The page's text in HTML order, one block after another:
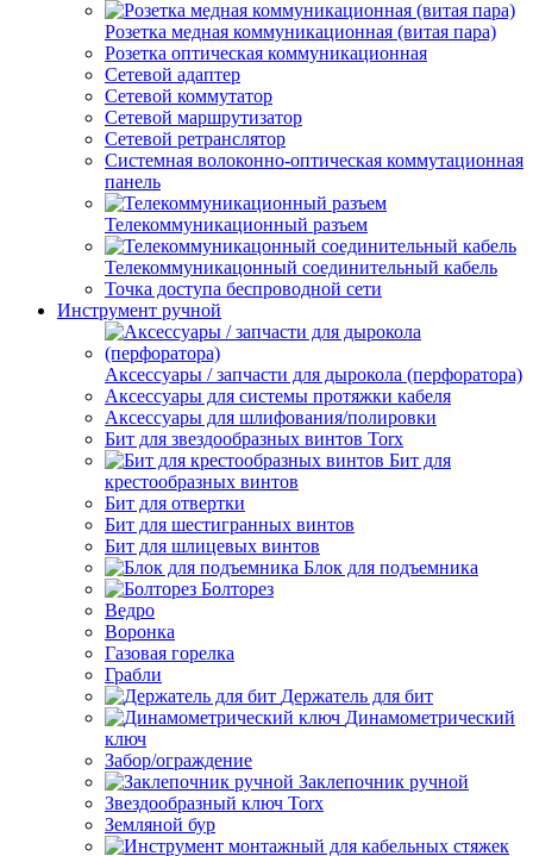
Розетка медная коммуникационная (витая пара)
Розетка оптическая коммуникационная
Сетевой адаптер
Сетевой коммутатор
Сетевой маршрутизатор
Сетевой ретранслятор
Системная волоконно-оптическая коммутационная
панель
Телекоммуникационный разъем
Телекоммуникацонный соединительный кабель
Точка доступа беспроводной сети
Инструмент ручной
Аксессуары / запчасти для дырокола (перфоратора)
Аксессуары для системы протяжки кабеля
Аксессуары для шлифования/полировки
Бит для звездообразных винтов Torx
Бит для
крестообразных винтов
Бит для отвертки
Бит для шестигранных винтов
Бит для шлицевых винтов
Блок для подъемника
Болторез
Ведро
Воронка
Газовая горелка
Грабли
Держатель для бит
Динамометрический
ключ
Забор/ограждение
Заклепочник ручной
Звездообразный ключ Torx
Земляной бур